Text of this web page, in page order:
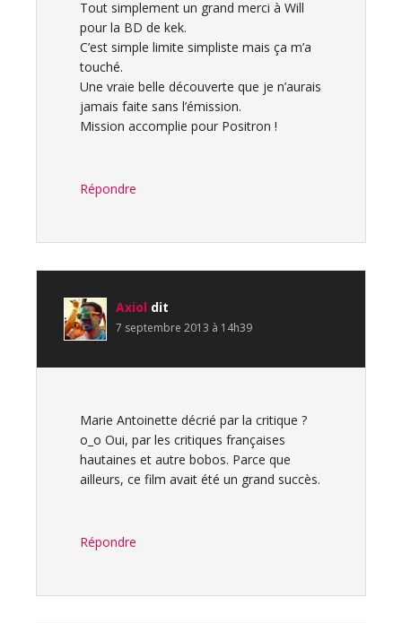
Tout simplement un grand merci à Will
pour la BD de kek.
C’est simple limite simpliste mais ça m’a
touché.
Une vraie belle découverte que je n’aurais
jamais faite sans l’émission.
Mission accomplie pour Positron !
Répondre
Axiol dit
7 septembre 2013 à 14h39
Marie Antoinette décrié par la critique ?
o_o Oui, par les critiques françaises
hautaines et autre bobos. Parce que
ailleurs, ce film avait été un grand succès.
Répondre